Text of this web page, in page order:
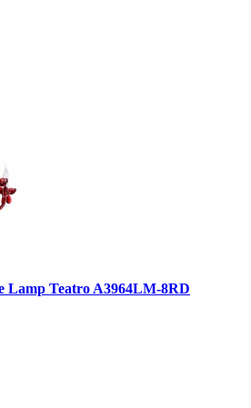
Lamp Teatro A3964LM-8RD